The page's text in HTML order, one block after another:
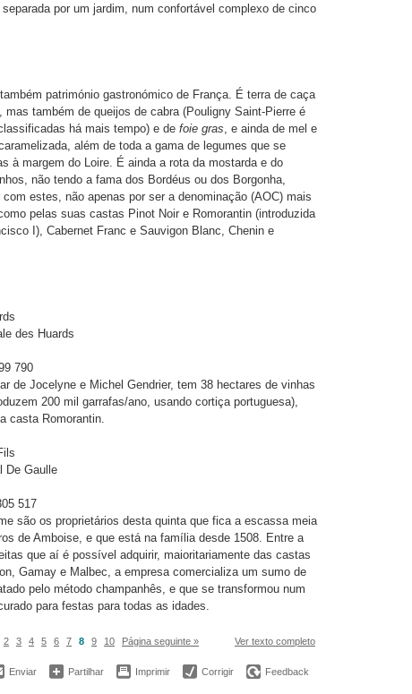
por um jardim, num confortável complexo de cinco
património gastronómico de França. É terra de caça
mas também de queijos de cabra (Pouligny Saint-Pierre é
há mais tempo) e de foie gras , e ainda de mel e
além de toda a gama de legumes que se
à margem do Loire. É ainda a rota da mostarda e do
não tendo a fama dos Bordéus ou dos Borgonha,
estes, não apenas por ser a denominação (AOC) mais
pelas suas castas Pinot Noir e Romorantin (introduzida
I), Cabernet Franc e Sauvigon Blanc, Chenin e
des Huards
790
de Jocelyne e Michel Gendrier, tem 38 hectares de vinhas
200 mil garrafas/ano, usando cortiça portuguesa),
casta Romorantin.
De Gaulle
517
são os proprietários desta quinta que fica a escassa meia
de Amboise, e que está na família desde 1508. Entre a
que aí é possível adquirir, maioritariamente das castas
Gamay e Malbec, a empresa comercializa um sumo de
pelo método champanhês, e que se transformou num
para festas para todas as idades.
2 3 4 5 6 7 8 9 10 Página seguinte » Ver texto completo
Enviar Partilhar Imprimir Corrigir Feedback